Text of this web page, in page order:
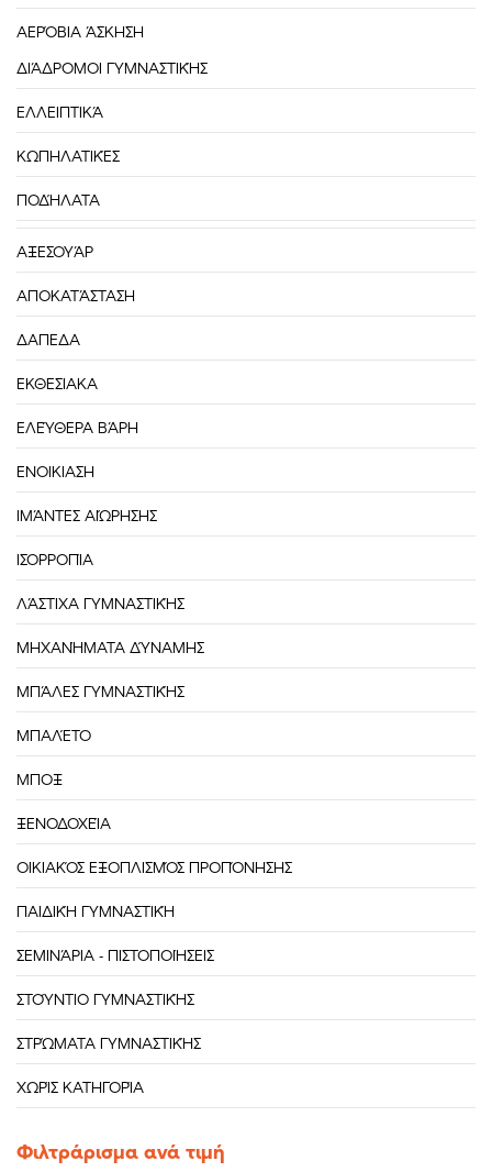
ΑΕΡΌΒΙΑ ΆΣΚΗΣΗ
ΔΙΆΔΡΟΜΟΙ ΓΥΜΝΑΣΤΙΚΉΣ
ΕΛΛΕΙΠΤΙΚΆ
ΚΩΠΗΛΑΤΙΚΈΣ
ΠΟΔΉΛΑΤΑ
ΑΞΕΣΟΥΆΡ
ΑΠΟΚΑΤΆΣΤΑΣΗ
ΔΑΠΕΔΑ
ΕΚΘΕΣΙΑΚΑ
ΕΛΕΎΘΕΡΑ ΒΆΡΗ
ΕΝΟΙΚΙΑΣΗ
ΙΜΆΝΤΕΣ ΑΙΏΡΗΣΗΣ
ΙΣΟΡΡΟΠΊΑ
ΛΆΣΤΙΧΑ ΓΥΜΝΑΣΤΙΚΉΣ
ΜΗΧΑΝΉΜΑΤΑ ΔΎΝΑΜΗΣ
ΜΠΆΛΕΣ ΓΥΜΝΑΣΤΙΚΉΣ
ΜΠΑΛΈΤΟ
ΜΠΟΞ
ΞΕΝΟΔΟΧΕΊΑ
ΟΙΚΙΑΚΌΣ ΕΞΟΠΛΙΣΜΌΣ ΠΡΟΠΌΝΗΣΗΣ
ΠΑΙΔΙΚΉ ΓΥΜΝΑΣΤΙΚΉ
ΣΕΜΙΝΆΡΙΑ - ΠΙΣΤΟΠΟΙΉΣΕΙΣ
ΣΤΟΎΝΤΙΟ ΓΥΜΝΑΣΤΙΚΉΣ
ΣΤΡΏΜΑΤΑ ΓΥΜΝΑΣΤΙΚΉΣ
ΧΩΡΊΣ ΚΑΤΗΓΟΡΊΑ
Φιλτράρισμα ανά τιμή